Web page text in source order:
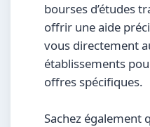
bourses d’études
offrir une aide
vous directement
établissements
offres spécifiques.
Sachez également